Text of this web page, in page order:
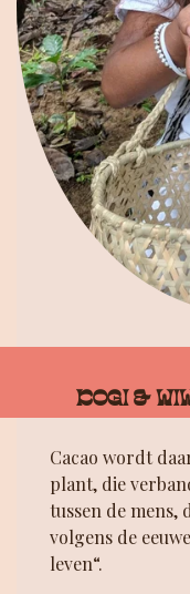
KOGI &
Cacao wordt
plant, die
tussen de mens,
volgens de
leven“.